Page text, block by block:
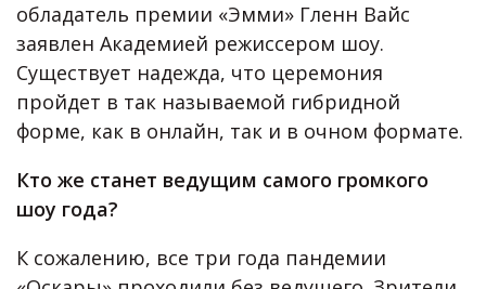
обладатель премии «Эмми» Гленн Вайс
заявлен Академией режиссером шоу.
Существует надежда, что церемония
пройдет в так называемой гибридной
форме, как в онлайн, так и в очном формате.
Кто же станет ведущим самого громкого
шоу года?
К сожалению, все три года пандемии